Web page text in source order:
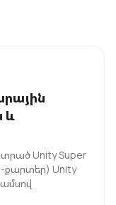
և
Unity Super
քարտեր) Unity